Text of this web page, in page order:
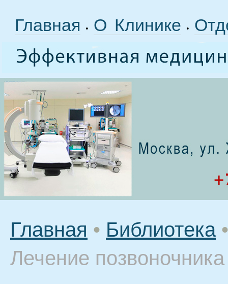
Главная • О Клинике •
Главная • Библиотека •
Лечение